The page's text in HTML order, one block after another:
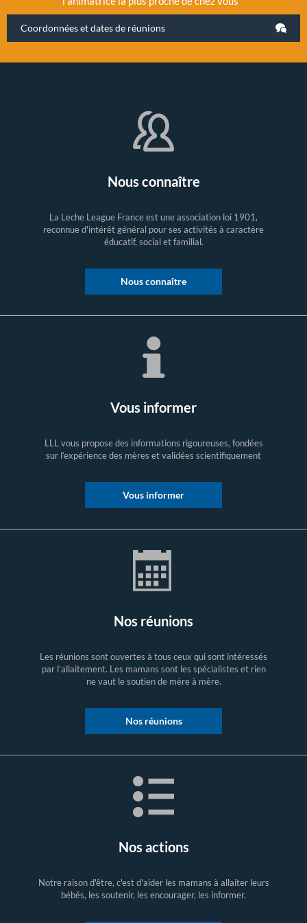
Coordonnées et dates de réunions
Nous connaître
La Leche League France est une association loi 1901,
reconnue d'intérêt général pour ses activités à caractère
éducatif, social et familial.
Nous connaître
Vous informer
LLL vous propose des informations rigoureuses, fondées
sur l’expérience des mères et validées scientifiquement
Vous informer
Nos réunions
Les réunions sont ouvertes à tous ceux qui sont intéressés
par l’allaitement. Les mamans sont les spécialistes et rien
ne vaut le soutien de mère à mère.
Nos réunions
Nos actions
Notre raison d'être, c'est d'aider les mamans à allaiter leurs
bébés, les soutenir, les encourager, les informer.